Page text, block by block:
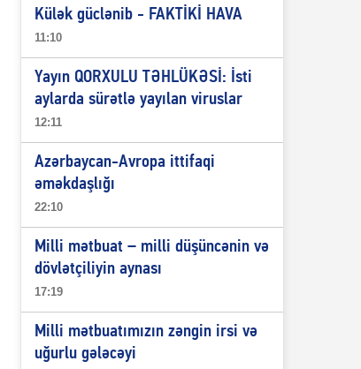
Külək güclənib - FAKTİKİ HAVA
11:10
Yayın QORXULU TƏHLÜKƏSİ: İsti
aylarda sürətlə yayılan viruslar
12:11
Azərbaycan-Avropa ittifaqi
əməkdaşlığı
22:10
Milli mətbuat – milli düşüncənin və
dövlətçiliyin aynası
17:19
Milli mətbuatımızın zəngin irsi və
uğurlu gələcəyi